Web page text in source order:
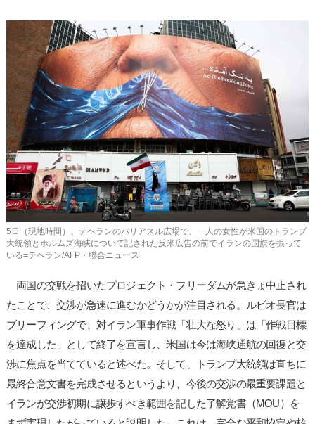
5日（現地時間）、テヘランのバリアスル広場で、一人の女性が米国のトランプ
大統領とホルムズ海峡について記された反米広告の前でイランの国旗を振って
いる=テヘラン/AFP・聯合ニュース
両国の交戦を招いたプロジェクト・フリーダムが急きょ中止され
たことで、交渉が急速に進むかどうかが注目される。ルビオ長官は
ブリーフィングで、対イラン軍事作戦「壮大な怒り」は「作戦目標
を達成した」として終了を宣言し、米国は今は海峡通航の回復と交
渉に焦点を当てていると述べた。そして、トランプ大統領は直ちに
最終合意文書を完成させるというより、今後の交渉の最重要課題と
イランが交渉初期に譲歩すべき範囲を記した了解覚書（MOU）を